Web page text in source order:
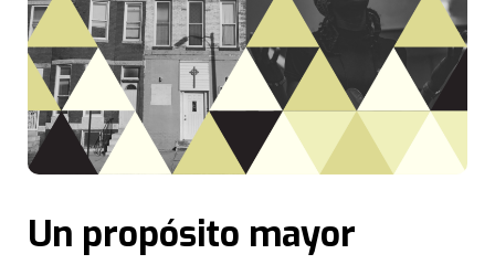
Un propósito mayor